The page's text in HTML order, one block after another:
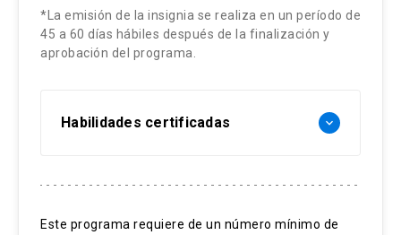
*La emisión de la insignia se realiza en un período de
45 a 60 días hábiles después de la finalización y
aprobación del programa.
Habilidades certificadas keyboard_arrow_down
Análisis del ecosistema vitícola.
Comprensión de paradigmas vitivinícolas.
Este programa requiere de un número mínimo de